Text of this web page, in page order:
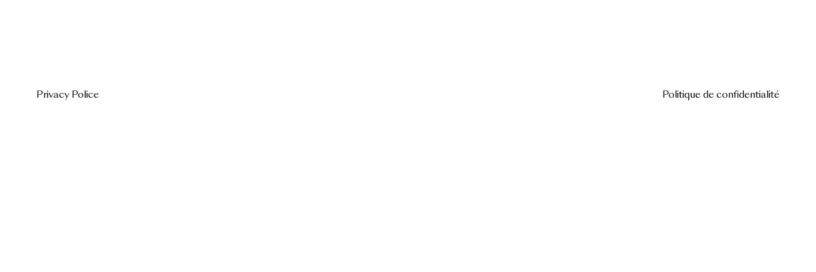
Privacy Police Politique de confidentialité